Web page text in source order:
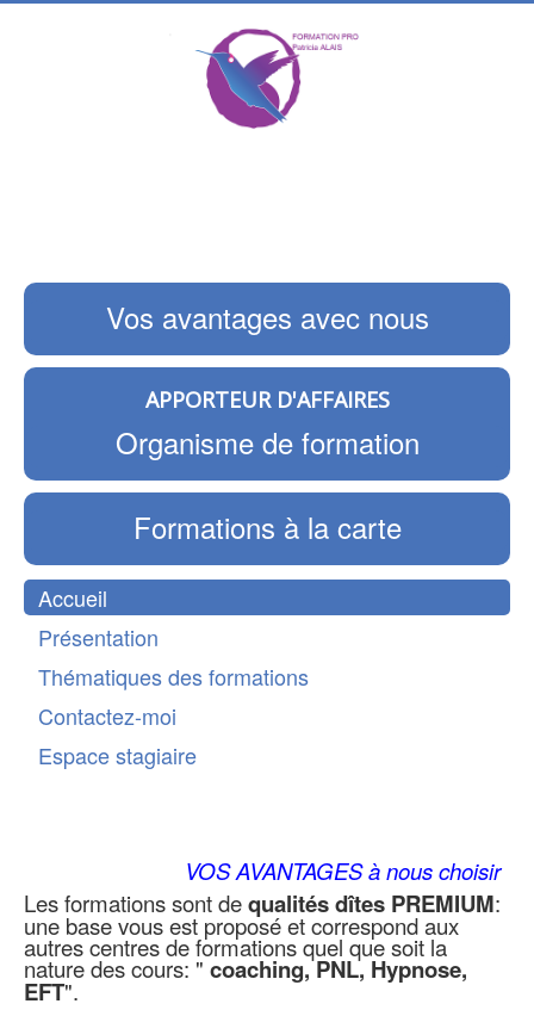
Vos avantages avec nous
APPORTEUR D'AFFAIRES
Organisme de formation
Formations à la carte
Accueil
Présentation
Thématiques des formations
Contactez-moi
Espace stagiaire
VOS AVANTAGES à nous choisir
Les formations sont dequalités dîtes PREMIUM:
une base vous est proposé et correspond aux
autres centres de formations quel que soit la
nature des cours: " coaching, PNL, Hypnose,
EFT".